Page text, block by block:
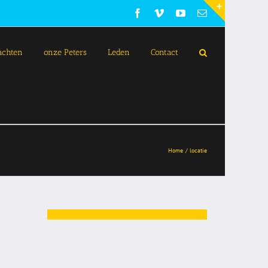
Facebook
VimeoYouTube
E-
mail
onze Peters Leden Contact
Home locatie
Toggle